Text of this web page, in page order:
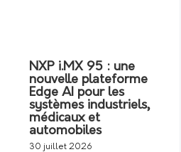
NXP i.MX 95 : une
nouvelle plateforme
Edge AI pour les
systèmes industriels,
médicaux et
automobiles
30 juillet 2026